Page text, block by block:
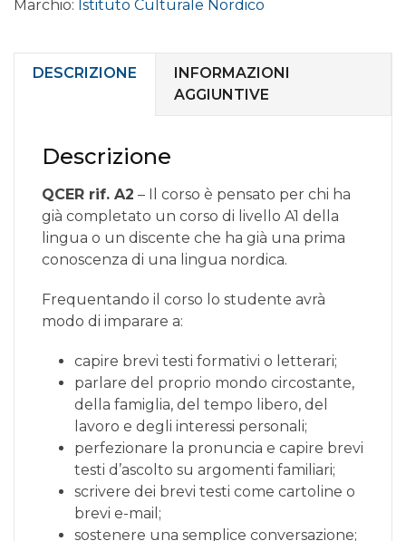
online
ELEMENTARE
A2.2
Marchio: Istituto Culturale Nordico
DESCRIZIONE
INFORMAZIONI
AGGIUNTIVE
Descrizione
QCER rif. A2 – Il corso è pensato per chi ha
già completato un corso di livello A1 della
lingua o un discente che ha già una prima
conoscenza di una lingua nordica.
Frequentando il corso lo studente avrà
modo di imparare a:
capire brevi testi formativi o letterari;
parlare del proprio mondo circostante,
della famiglia, del tempo libero, del
lavoro e degli interessi personali;
perfezionare la pronuncia e capire brevi
testi d’ascolto su argomenti familiari;
scrivere dei brevi testi come cartoline o
brevi e-mail;
sostenere una semplice conversazione;